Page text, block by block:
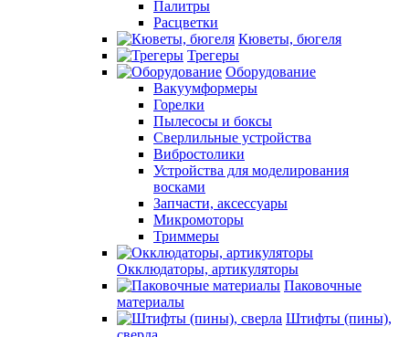
Палитры
Расцветки
Кюветы, бюгеля
Трегеры
Оборудование
Вакуумформеры
Горелки
Пылесосы и боксы
Сверлильные устройства
Вибростолики
Устройства для моделирования
восками
Запчасти, аксессуары
Микромоторы
Триммеры
Окклюдаторы, артикуляторы
Паковочные
материалы
Штифты (пины),